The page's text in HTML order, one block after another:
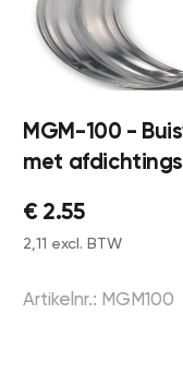
MGM-100 -
met
€ 2.55
2,11 excl. BTW
Artikelnr.: MGM100